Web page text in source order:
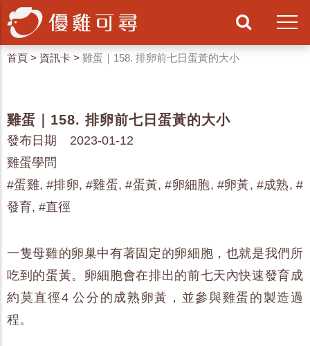
首頁 > 資訊卡 > 雞蛋｜158. 排卵前七日蛋黃的大小
雞蛋｜158. 排卵前七日蛋黃的大小
發布日期 2023-01-12
雞蛋學問
#蛋雞, #排卵, #雞蛋, #蛋黃, #卵細胞, #卵黃, #成熟, #
發育, #直徑
一隻母雞的卵巢中有著固定的卵細胞，也就是我們所
吃到的蛋黃。卵細胞會在排出的前七天內快速發育成
約莫直徑4 公分的成熟卵黃，並參與雞蛋的製造過
程。